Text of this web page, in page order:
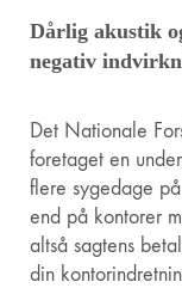
Dårlig akustik
negativ
Det Nationale
foretaget en
flere sygedage
end på kontorer
altså sagtens
din